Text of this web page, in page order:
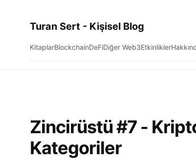
Turan Sert - Kişisel Blog
KitaplarBlockchainDeFiDiğer Web3Etkinlikler
Zincirüstü #7 -
Kategoriler